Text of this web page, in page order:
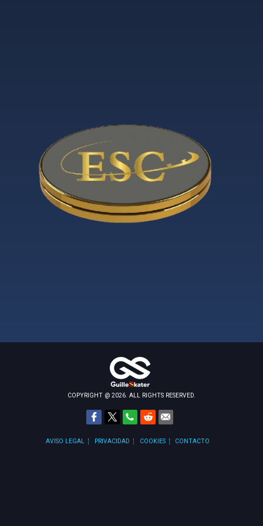
COPYRIGHT @ 2026. ALL RIGHTS RESERVED.
AVISO LEGAL PRIVACIDAD COOKIES CONTACTO